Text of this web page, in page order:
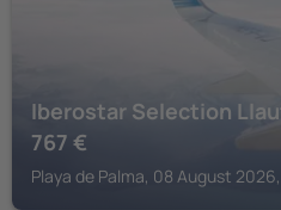
Iberostar Selection
767 €
Playa de Palma, 08 August